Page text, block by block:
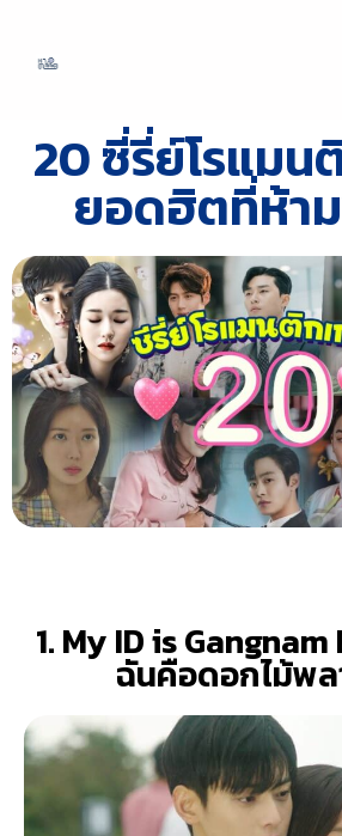
20 ซี่รี่ย์โรแมน
ยอดฮิตที่ห้า
1. My ID is
ฉันคือดอกไม้พ